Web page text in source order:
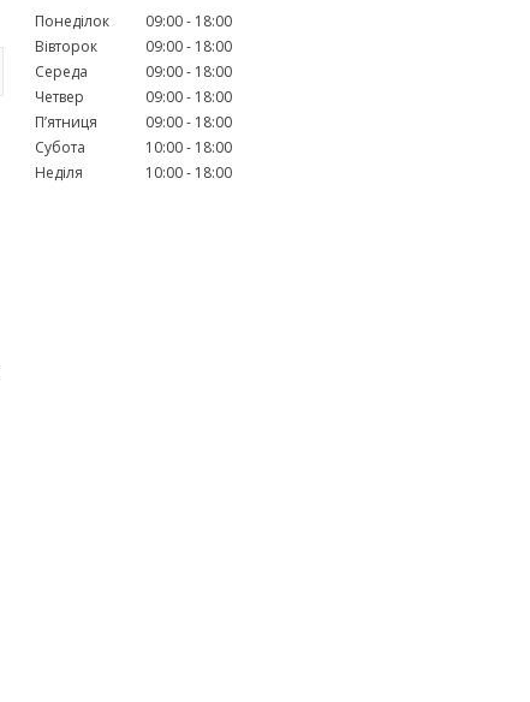
Понеділок 09:00
18:00
Вівторок
09:00
18:00
Середа
09:00
18:00
Четвер
09:00
18:00
Пʼятниця
09:00
18:00
Субота
10:00
18:00
Неділя
10:00 18:00